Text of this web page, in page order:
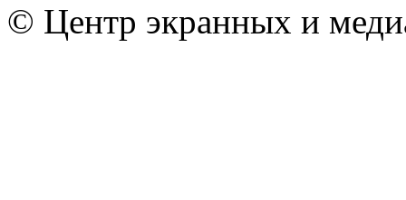
© Центр экранных и